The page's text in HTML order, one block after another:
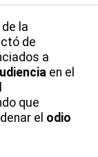
de la
de
a
en el
que
el odio